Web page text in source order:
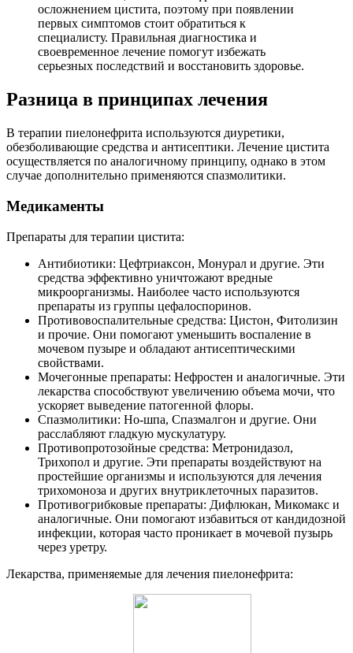
осложнением цистита, поэтому при появлении
первых симптомов стоит обратиться к
специалисту. Правильная диагностика и
своевременное лечение помогут избежать
серьезных последствий и восстановить здоровье.
Разница в принципах лечения
В терапии пиелонефрита используются диуретики,
обезболивающие средства и антисептики. Лечение цистита
осуществляется по аналогичному принципу, однако в этом
случае дополнительно применяются спазмолитики.
Медикаменты
Препараты для терапии цистита:
Антибиотики: Цефтриаксон, Монурал и другие. Эти
средства эффективно уничтожают вредные
микроорганизмы. Наиболее часто используются
препараты из группы цефалоспоринов.
Противовоспалительные средства: Цистон, Фитолизин
и прочие. Они помогают уменьшить воспаление в
мочевом пузыре и обладают антисептическими
свойствами.
Мочегонные препараты: Нефростен и аналогичные. Эти
лекарства способствуют увеличению объема мочи, что
ускоряет выведение патогенной флоры.
Спазмолитики: Но-шпа, Спазмалгон и другие. Они
расслабляют гладкую мускулатуру.
Противопротозойные средства: Метронидазол,
Трихопол и другие. Эти препараты воздействуют на
простейшие организмы и используются для лечения
трихомоноза и других внутриклеточных паразитов.
Противогрибковые препараты: Дифлюкан, Микомакс и
аналогичные. Они помогают избавиться от кандидозной
инфекции, которая часто проникает в мочевой пузырь
через уретру.
Лекарства, применяемые для лечения пиелонефрита: